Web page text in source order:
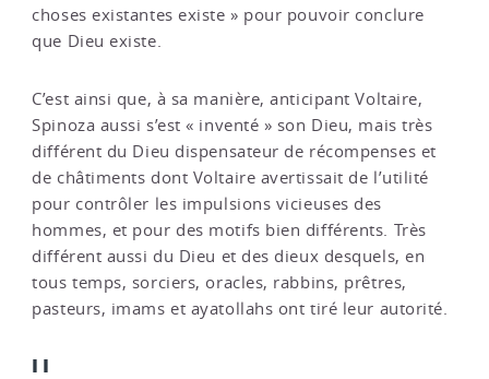
choses existantes existe » pour pouvoir conclure
que Dieu existe.
C’est ainsi que, à sa manière, anticipant Voltaire,
Spinoza aussi s’est « inventé » son Dieu, mais très
différent du Dieu dispensateur de récompenses et
de châtiments dont Voltaire avertissait de l’utilité
pour contrôler les impulsions vicieuses des
hommes, et pour des motifs bien différents. Très
différent aussi du Dieu et des dieux desquels, en
tous temps, sorciers, oracles, rabbins, prêtres,
pasteurs, imams et ayatollahs ont tiré leur autorité.
II